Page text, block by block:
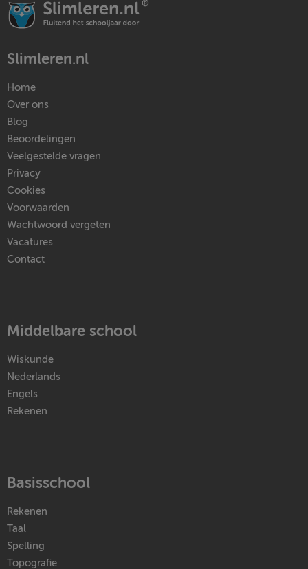
Slimleren.nl
Home
Over ons
Blog
Beoordelingen
Veelgestelde vragen
Privacy
Cookies
Voorwaarden
Wachtwoord vergeten
Vacatures
Contact
Middelbare school
Wiskunde
Nederlands
Engels
Rekenen
Basisschool
Rekenen
Taal
Spelling
Topografie